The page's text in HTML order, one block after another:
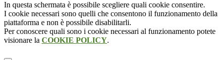
In questa schermata è possibile scegliere quali cookie consentire.
I cookie necessari sono quelli che consentono il funzionamento della
piattaforma e non è possibile disabilitarli.
Per conoscere quali sono i cookie necessari al funzionamento potete
visionare la COOKIE POLICY.